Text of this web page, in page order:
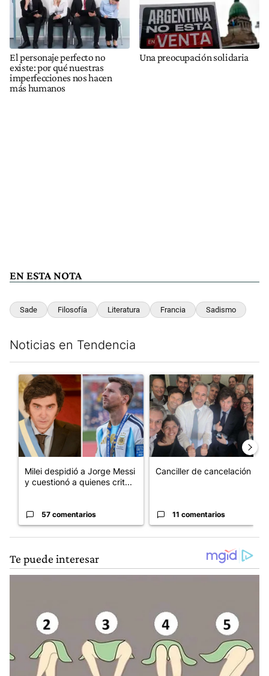
El personaje perfecto no
existe: por qué nuestras
imperfecciones nos hacen
más humanos
Una preocupación solidaria
EN ESTA NOTA
Sade Filosofía Literatura Francia Sadismo
Noticias en Tendencia
Un artículo de tendencia con el título "Milei despidió a Jorge
Milei despidió a Jorge Messi
y cuestionó a quienes crit...
57 comentarios
Un artículo de tendencia con
Canciller de cancelación
11 comentarios